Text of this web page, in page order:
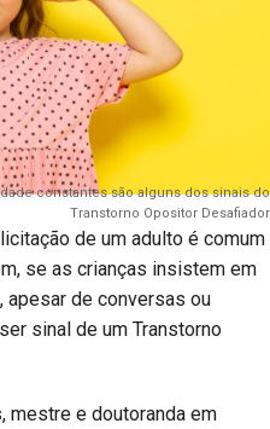
constantes são alguns dos sinais do
Transtorno Opositor Desafiador
de um adulto é comum
se as crianças insistem em
apesar de conversas ou
sinal de um Transtorno
mestre e doutoranda em